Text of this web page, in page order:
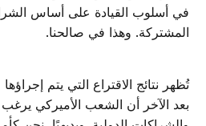
في أسلوب القيادة على أساس
المشتركة. وهذا في صالحنا.
تُظهر نتائج الاقتراع التي يتم
بعد الآخر أن الشعب الأميركي